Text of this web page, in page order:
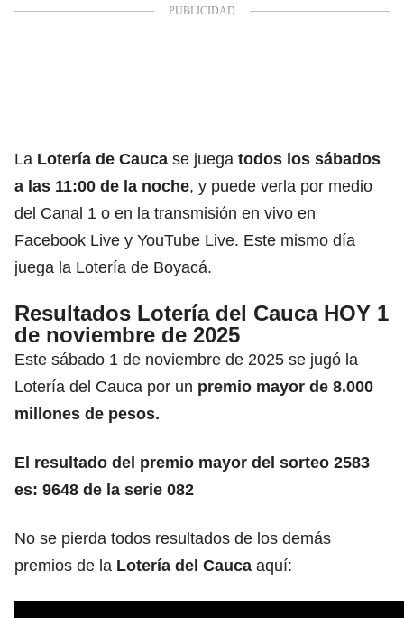
La Lotería de Cauca se juega todos los sábados
a las 11:00 de la noche, y puede verla por medio
del Canal 1 o en la transmisión en vivo en
Facebook Live y YouTube Live. Este mismo día
juega la Lotería de Boyacá.
Resultados Lotería del Cauca HOY 1
de noviembre de 2025
Este sábado 1 de noviembre de 2025 se jugó la
Lotería del Cauca por un premio mayor de 8.000
millones de pesos.
El resultado del premio mayor del sorteo 2583
es: 9648 de la serie 082
No se pierda todos resultados de los demás
premios de la Lotería del Cauca aquí: